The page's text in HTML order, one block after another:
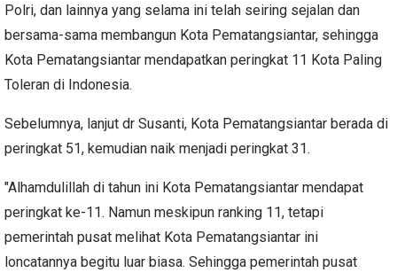
Polri, dan lainnya yang selama ini telah seiring sejalan dan
bersama-sama membangun Kota Pematangsiantar, sehingga
Kota Pematangsiantar mendapatkan peringkat 11 Kota Paling
Toleran di Indonesia.
Sebelumnya, lanjut dr Susanti, Kota Pematangsiantar berada di
peringkat 51, kemudian naik menjadi peringkat 31.
"Alhamdulillah di tahun ini Kota Pematangsiantar mendapat
peringkat ke-11. Namun meskipun ranking 11, tetapi
pemerintah pusat melihat Kota Pematangsiantar ini
loncatannya begitu luar biasa. Sehingga pemerintah pusat